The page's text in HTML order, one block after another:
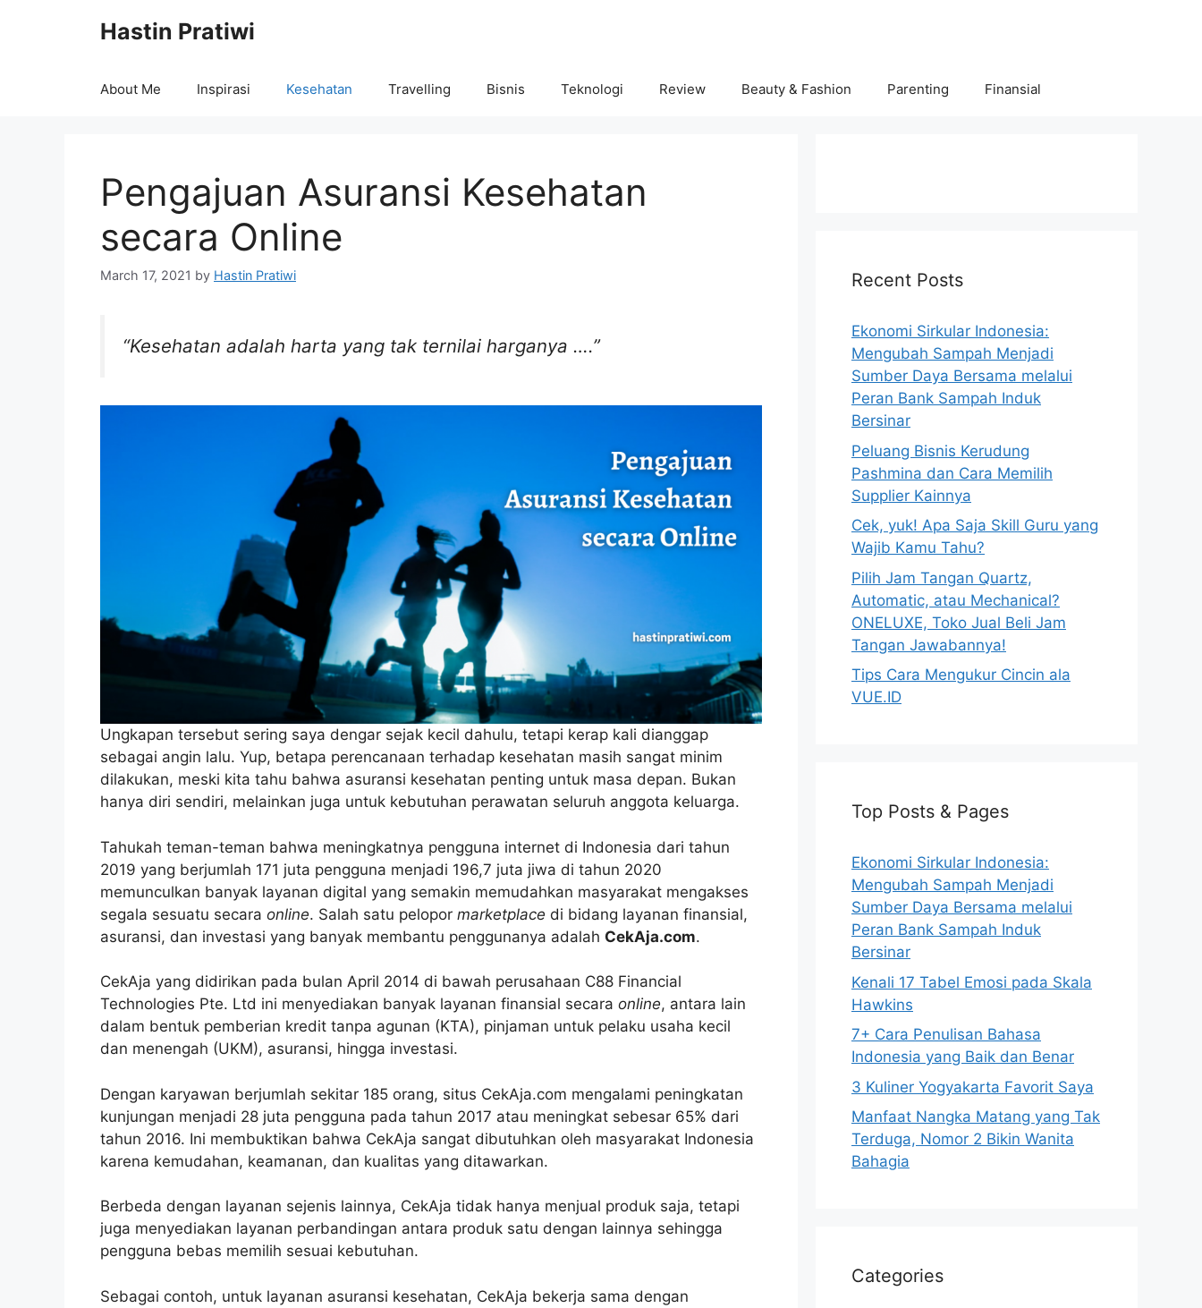
Hastin Pratiwi
About Me Inspirasi Kesehatan Travelling Bisnis Teknologi Review Beauty & Fashion Parenting Finansial
Pengajuan Asuransi Kesehatan
secara Online
March 17, 2021 by Hastin Pratiwi
“Kesehatan adalah harta yang tak ternilai harganya ….”
Ungkapan tersebut sering saya dengar sejak kecil dahulu, tetapi kerap kali dianggap
sebagai angin lalu. Yup, betapa perencanaan terhadap kesehatan masih sangat minim
dilakukan, meski kita tahu bahwa asuransi kesehatan penting untuk masa depan. Bukan
hanya diri sendiri, melainkan juga untuk kebutuhan perawatan seluruh anggota keluarga.
Tahukah teman-teman bahwa meningkatnya pengguna internet di Indonesia dari tahun
2019 yang berjumlah 171 juta pengguna menjadi 196,7 juta jiwa di tahun 2020
memunculkan banyak layanan digital yang semakin memudahkan masyarakat mengakses
segala sesuatu secara online. Salah satu pelopor marketplace di bidang layanan finansial,
asuransi, dan investasi yang banyak membantu penggunanya adalah CekAja.com.
CekAja yang didirikan pada bulan April 2014 di bawah perusahaan C88 Financial
Technologies Pte. Ltd ini menyediakan banyak layanan finansial secara online, antara lain
dalam bentuk pemberian kredit tanpa agunan (KTA), pinjaman untuk pelaku usaha kecil
dan menengah (UKM), asuransi, hingga investasi.
Dengan karyawan berjumlah sekitar 185 orang, situs CekAja.com mengalami peningkatan
kunjungan menjadi 28 juta pengguna pada tahun 2017 atau meningkat sebesar 65% dari
tahun 2016. Ini membuktikan bahwa CekAja sangat dibutuhkan oleh masyarakat Indonesia
karena kemudahan, keamanan, dan kualitas yang ditawarkan.
Berbeda dengan layanan sejenis lainnya, CekAja tidak hanya menjual produk saja, tetapi
juga menyediakan layanan perbandingan antara produk satu dengan lainnya sehingga
pengguna bebas memilih sesuai kebutuhan.
Sebagai contoh, untuk layanan asuransi kesehatan, CekAja bekerja sama dengan
Recent Posts
Ekonomi Sirkular Indonesia:
Mengubah Sampah Menjadi
Sumber Daya Bersama melalui
Peran Bank Sampah Induk
Bersinar
Peluang Bisnis Kerudung
Pashmina dan Cara Memilih
Supplier Kainnya
Cek, yuk! Apa Saja Skill Guru yang
Wajib Kamu Tahu?
Pilih Jam Tangan Quartz,
Automatic, atau Mechanical?
ONELUXE, Toko Jual Beli Jam
Tangan Jawabannya!
Tips Cara Mengukur Cincin ala
VUE.ID
Top Posts & Pages
Ekonomi Sirkular Indonesia:
Mengubah Sampah Menjadi
Sumber Daya Bersama melalui
Peran Bank Sampah Induk
Bersinar
Kenali 17 Tabel Emosi pada Skala
Hawkins
7+ Cara Penulisan Bahasa
Indonesia yang Baik dan Benar
3 Kuliner Yogyakarta Favorit Saya
Manfaat Nangka Matang yang Tak
Terduga, Nomor 2 Bikin Wanita
Bahagia
Categories